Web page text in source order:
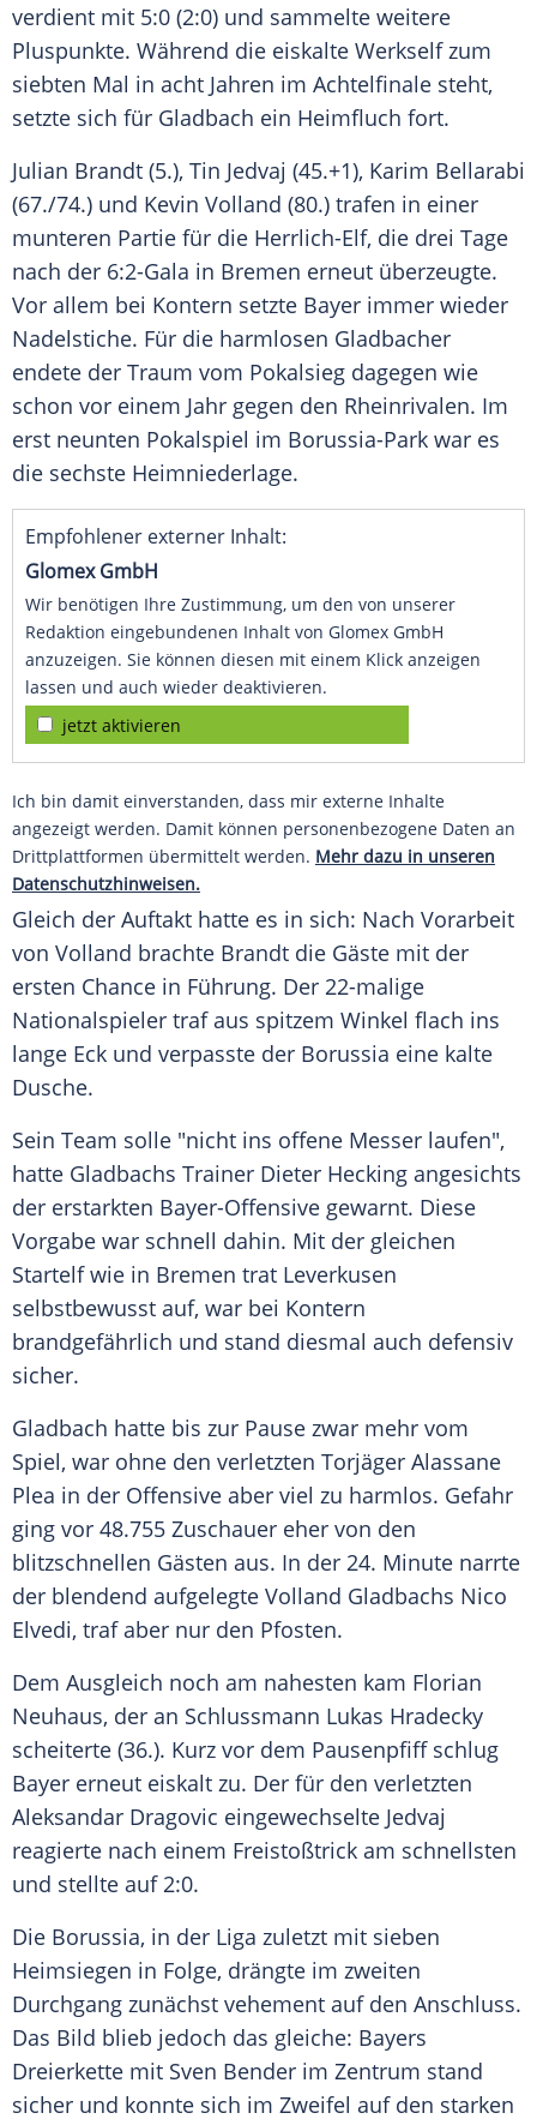
verdient mit 5:0 (2:0) und sammelte weitere
Pluspunkte. Während die eiskalte Werkself zum
siebten Mal in acht Jahren im Achtelfinale steht,
setzte sich für Gladbach ein Heimfluch fort.
Julian Brandt (5.), Tin Jedvaj (45.+1), Karim Bellarabi
(67./74.) und Kevin Volland (80.) trafen in einer
munteren Partie für die Herrlich-Elf, die drei Tage
nach der 6:2-Gala in Bremen erneut überzeugte.
Vor allem bei Kontern setzte Bayer immer wieder
Nadelstiche. Für die harmlosen Gladbacher
endete der Traum vom Pokalsieg dagegen wie
schon vor einem Jahr gegen den Rheinrivalen. Im
erst neunten Pokalspiel im Borussia-Park war es
die sechste Heimniederlage.
Empfohlener externer Inhalt:
Glomex GmbH
Wir benötigen Ihre Zustimmung, um den von unserer
Redaktion eingebundenen Inhalt von Glomex GmbH
anzuzeigen. Sie können diesen mit einem Klick anzeigen
lassen und auch wieder deaktivieren.
jetzt aktivieren
Ich bin damit einverstanden, dass mir externe Inhalte
angezeigt werden. Damit können personenbezogene Daten an
Drittplattformen übermittelt werden. Mehr dazu in unseren
Datenschutzhinweisen.
Gleich der Auftakt hatte es in sich: Nach Vorarbeit
von Volland brachte Brandt die Gäste mit der
ersten Chance in Führung. Der 22-malige
Nationalspieler traf aus spitzem Winkel flach ins
lange Eck und verpasste der Borussia eine kalte
Dusche.
Sein Team solle "nicht ins offene Messer laufen",
hatte Gladbachs Trainer Dieter Hecking angesichts
der erstarkten Bayer-Offensive gewarnt. Diese
Vorgabe war schnell dahin. Mit der gleichen
Startelf wie in Bremen trat Leverkusen
selbstbewusst auf, war bei Kontern
brandgefährlich und stand diesmal auch defensiv
sicher.
Gladbach hatte bis zur Pause zwar mehr vom
Spiel, war ohne den verletzten Torjäger Alassane
Plea in der Offensive aber viel zu harmlos. Gefahr
ging vor 48.755 Zuschauer eher von den
blitzschnellen Gästen aus. In der 24. Minute narrte
der blendend aufgelegte Volland Gladbachs Nico
Elvedi, traf aber nur den Pfosten.
Dem Ausgleich noch am nahesten kam Florian
Neuhaus, der an Schlussmann Lukas Hradecky
scheiterte (36.). Kurz vor dem Pausenpfiff schlug
Bayer erneut eiskalt zu. Der für den verletzten
Aleksandar Dragovic eingewechselte Jedvaj
reagierte nach einem Freistoßtrick am schnellsten
und stellte auf 2:0.
Die Borussia, in der Liga zuletzt mit sieben
Heimsiegen in Folge, drängte im zweiten
Durchgang zunächst vehement auf den Anschluss.
Das Bild blieb jedoch das gleiche: Bayers
Dreierkette mit Sven Bender im Zentrum stand
sicher und konnte sich im Zweifel auf den starken